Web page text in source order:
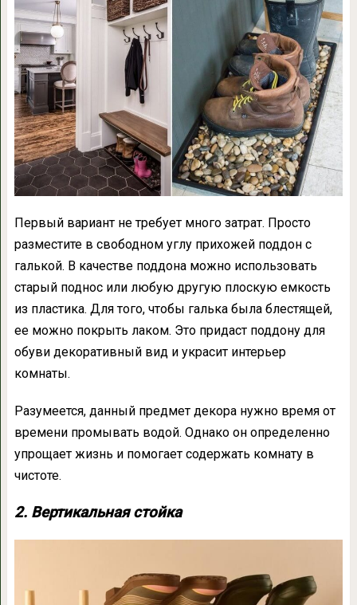
Первый вариант не требует много затрат. Просто
разместите в свободном углу прихожей поддон с
галькой. В качестве поддона можно использовать
старый поднос или любую другую плоскую емкость
из пластика. Для того, чтобы галька была блестящей,
ее можно покрыть лаком. Это придаст поддону для
обуви декоративный вид и украсит интерьер
комнаты.
Разумеется, данный предмет декора нужно время от
времени промывать водой. Однако он определенно
упрощает жизнь и помогает содержать комнату в
чистоте.
2. Вертикальная стойка